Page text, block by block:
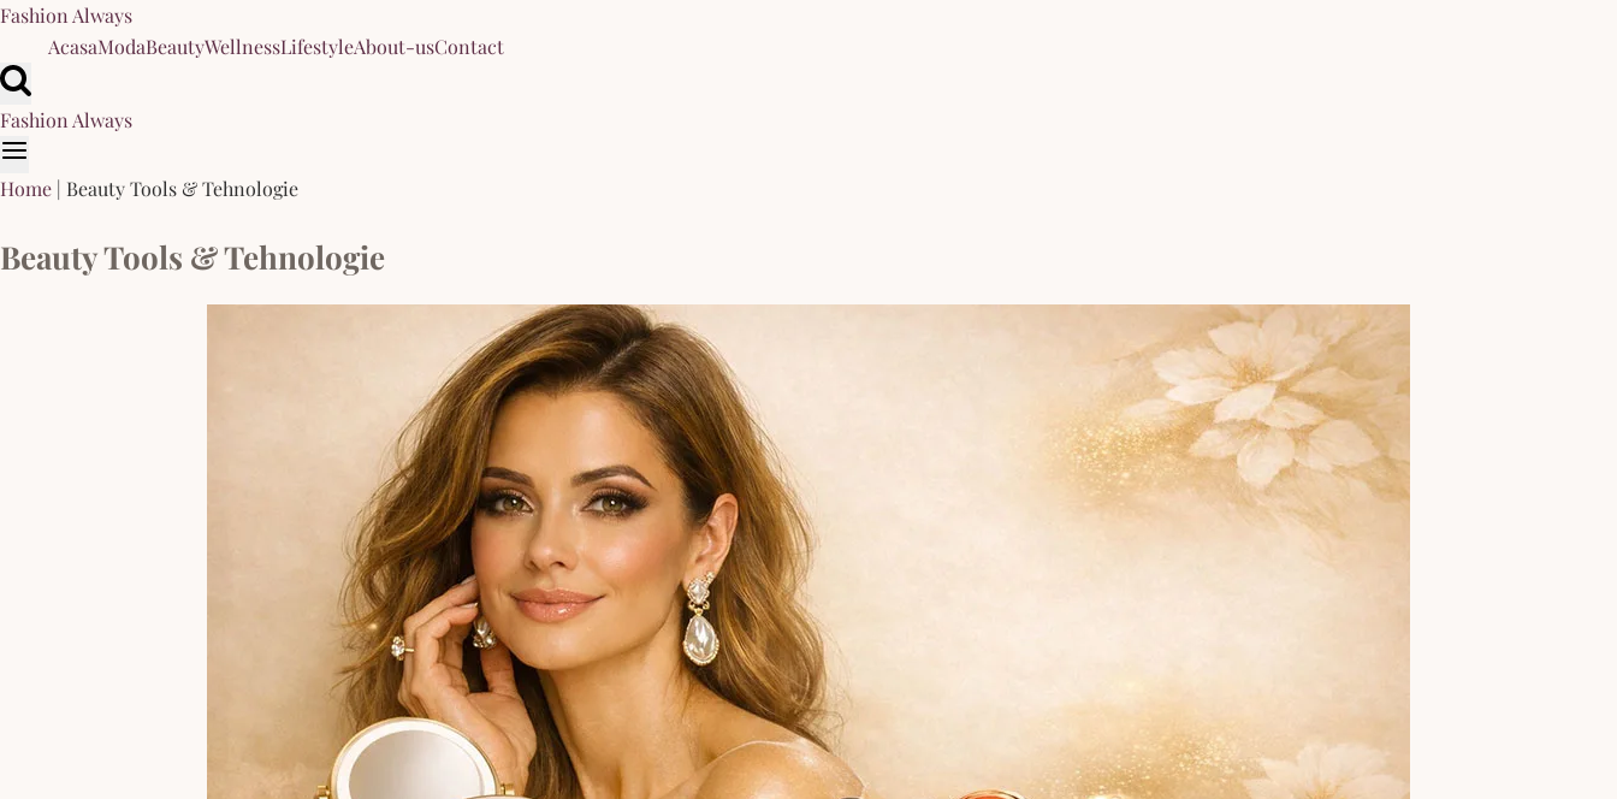
Skip
content
Fashion Always
AcasaModaBeautyWellnessLifestyleAbout-usContact
Fashion Always
Home | Beauty Tools & Tehnologie
Beauty Tools & Tehnologie